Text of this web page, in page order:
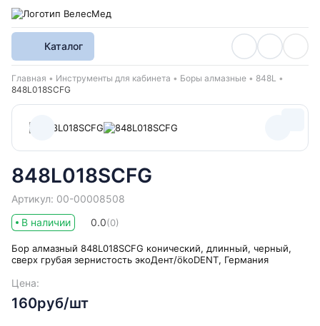
Каталог
Хлебные крошки
Главная Инструменты для кабинета Боры алмазные
848L
848L018SCFG
848L018SCFG
Артикул: 00-00008508
В наличии
0.0(0)
Бор алмазный 848L018SCFG конический, длинный, черный,
сверх грубая зернистость экоДент/ökoDENT, Германия
Цена:
160руб/шт